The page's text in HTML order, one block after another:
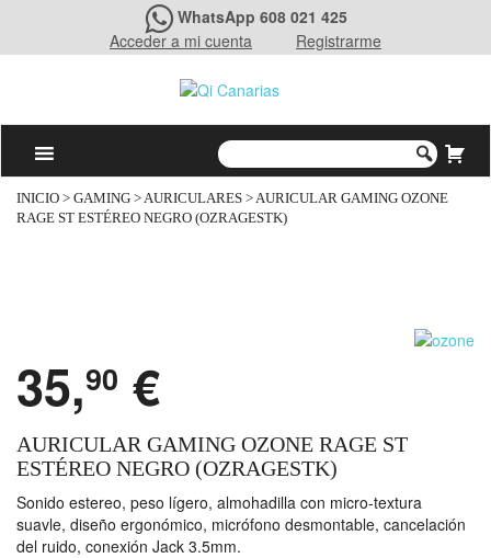
WhatsApp 608 021 425
Acceder a mi cuenta
Registrarme
INICIO > GAMING >AURICULARES > AURICULAR GAMING OZONE
RAGE ST ESTÉREO NEGRO (OZRAGESTK)
35,90 €
AURICULAR GAMING OZONE RAGE ST
ESTÉREO NEGRO (OZRAGESTK)
Sonido estereo, peso lígero, almohadilla con micro-textura
suavle, diseño ergonómico, micrófono desmontable, cancelación
del ruido, conexión Jack 3.5mm.